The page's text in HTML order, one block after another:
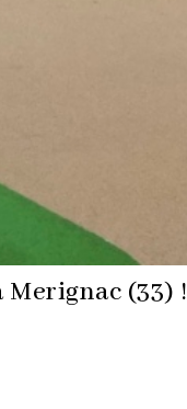
(33) !